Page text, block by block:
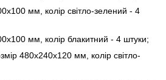
мм, колір світло-зелений - 4
мм, колір блакитний - 4 штуки;
480х240х120 мм, колір світло-